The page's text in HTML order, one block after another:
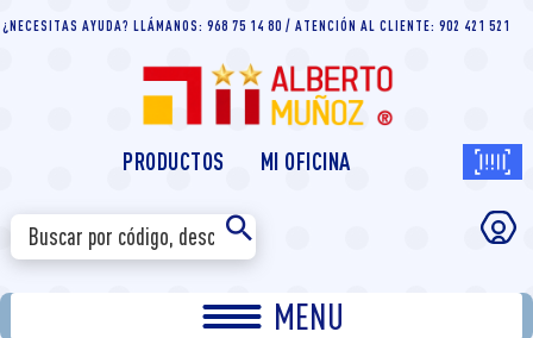
¿NECESITAS AYUDA? LLÁMANOS: 968 75 14 80 / ATENCIÓN AL CLIENTE: 902 421 521
PRODUCTOS MI OFICINA
MENU